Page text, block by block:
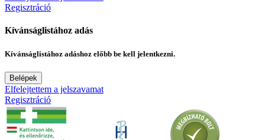
Regisztráció
Kívánságlistához adás
Kívánságlistához adáshoz előbb be kell jelentkezni.
Belépek
Elfelejtettem a jelszavamat
Regisztráció